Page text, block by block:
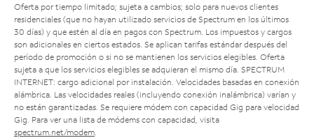
Oferta por tiempo limitado; sujeta a cambios; solo para nuevos clientes
residenciales (que no hayan utilizado servicios de Spectrum en los últimos
30 días) y que estén al día en pagos con Spectrum. Los impuestos y cargos
son adicionales en ciertos estados. Se aplican tarifas estándar después del
período de promoción o si no se mantienen los servicios elegibles. Oferta
sujeta a que los servicios elegibles se adquieran el mismo día. SPECTRUM
INTERNET: cargo adicional por instalación. Velocidades basadas en conexión
alámbrica. Las velocidades reales (incluyendo conexión inalámbrica) varían y
no están garantizadas. Se requiere módem con capacidad Gig para velocidad
Gig. Para ver una lista de módems con capacidad, visita
spectrum.net/modem